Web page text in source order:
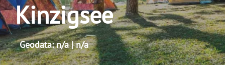
Kinzigsee
Geodata: n/a | n/a